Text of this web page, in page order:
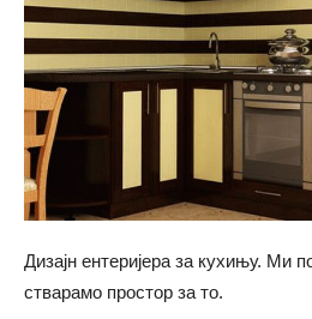
Дизајн ентеријера за кухињу. Ми
стварамо простор за то.